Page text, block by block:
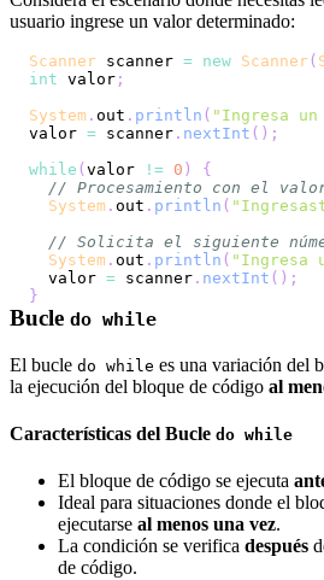
usuario ingrese un valor determinado:
Scanner scanner = new Scanner(
int valor ;
System . out . println ( "Ingresa
valor = scanner . nextInt ( ) ;
while ( valor != 0 )
{
// Procesamiento con el
System . out . println (
// Solicita el siguiente
System . out . println ( "Ingresa
  valor
= scanner . nextInt ( ) ;
}
Bucle do while
El bucle do while es una variación del
la ejecución del bloque de código al
Características del Bucle do while
El bloque de código se ejecuta
Ideal para situaciones donde el
ejecutarse al menos una vez.
La condición se verifica después
de código.